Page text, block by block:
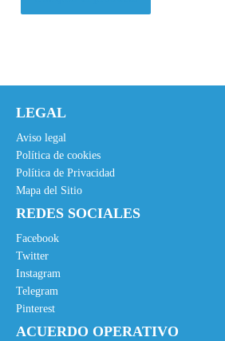
LEGAL
Aviso legal
Política de cookies
Política de Privacidad
Mapa del Sitio
REDES SOCIALES
Facebook
Twitter
Instagram
Telegram
Pinterest
ACUERDO OPERATIVO